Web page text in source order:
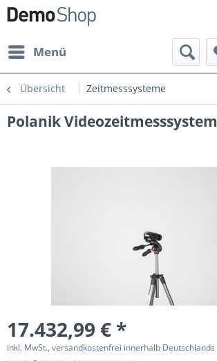
Menü
Übersicht Zeitmesssysteme
Polanik Videozeitmesssystem
17.432,99 € *
inkl. MwSt., versandkostenfrei innerhalb Deutschlands